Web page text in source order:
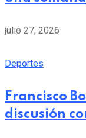
julio 27, 2026
Deportes
Francisco
discusión